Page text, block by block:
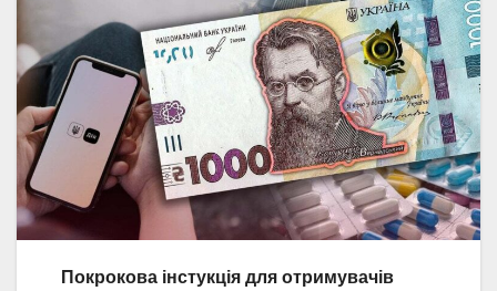
Покрокова інстукція для отримувачів